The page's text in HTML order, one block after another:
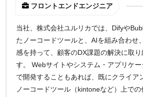
フロントエンドエンジニア
当社、株式会社ユルリカでは、Difyや
たノーコードツールと、AIを組み合わせ
感を持って、顧客のDX課題の解決に取
す。 Webサイトやシステム・アプリケ
で開発することもあれば、既にクライア
ノーコードツール（kintoneなど）上で